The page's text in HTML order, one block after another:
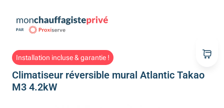
Installation incluse & garantie !
Climatiseur réversible mural Atlantic Takao
M3 4.2kW